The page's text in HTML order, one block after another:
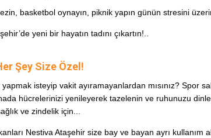
basketbol oynayın, piknik yapın günün stresini
yeni bir hayatın tadını çıkartın!..
Şey Size Özel!
isteyip vakit ayıramayanlardan mısınız? Spor
hücrelerinizi yenileyerek tazelenin ve ruhunuzu
ve zindelik için...
Nestiva Ataşehir size bay ve bayan ayrı kullanım